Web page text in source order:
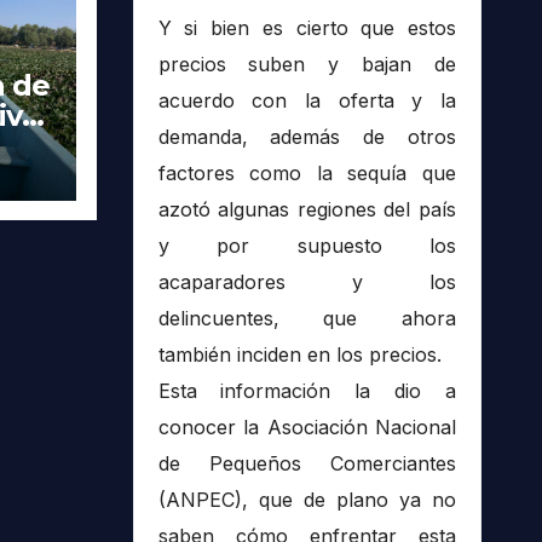
de
Y si bien es cierto que estos
precios suben y bajan de
acuerdo con la oferta y la
demanda, además de otros
factores como la sequía que
azotó algunas regiones del país
y por supuesto los
acaparadores y los
delincuentes, que ahora
también inciden en los precios.
Esta información la dio a
conocer la Asociación Nacional
de Pequeños Comerciantes
(ANPEC), que de plano ya no
saben cómo enfrentar esta